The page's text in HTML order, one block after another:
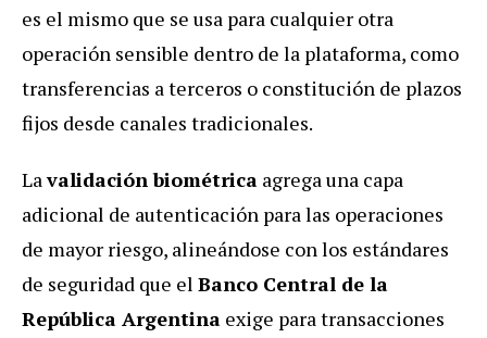
es el mismo que se usa para cualquier otra
operación sensible dentro de la plataforma, como
transferencias a terceros o constitución de plazos
fijos desde canales tradicionales.
Lavalidación biométrica agrega una capa
adicional de autenticación para las operaciones
de mayor riesgo, alineándose con los estándares
de seguridad que el Banco Central de la
República Argentina exige para transacciones